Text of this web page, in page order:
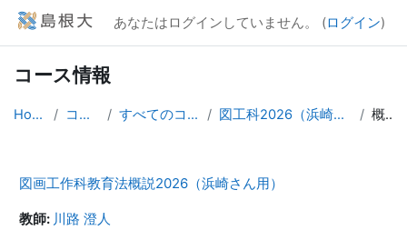
メインコンテンツへスキップする
あなたはログインしていません。 (ログイン)
コース情報
Home コース すべてのコース 図工科2026（浜崎さん） 概要
図画工作科教育法概説2026（浜崎さん用）
教師: 川路 澄人